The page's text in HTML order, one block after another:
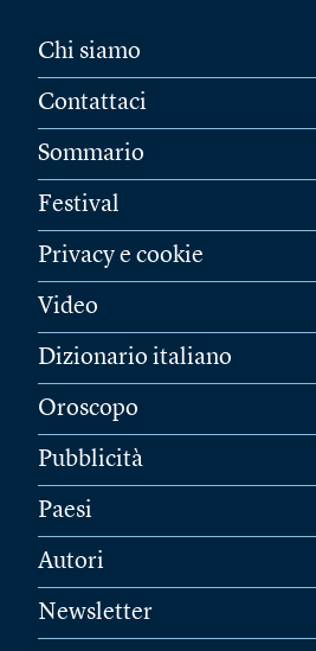
Chi siamo
Contattaci
Sommario
Festival
Privacy e cookie
Video
Dizionario italiano
Oroscopo
Pubblicità
Paesi
Autori
Newsletter